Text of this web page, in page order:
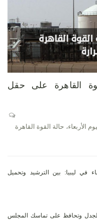
القاهرة على حقل
حالة القوة القاهرة
في ليبيا: بين الترشيد وتحميل
الجدل وتحافظ على تماسك المجلس